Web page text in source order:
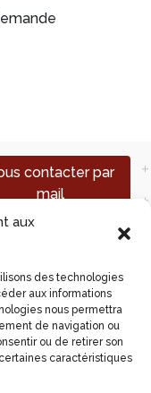
aux
des technologies
aux informations
nous permettra
de navigation ou
ou de retirer son
caractéristiques
contacter par
mail
appeler
49 Rue Pasteur - 21200
/ Secteur
sur-Ouche Chagny
Nuits-Saint-Georges
Seurre